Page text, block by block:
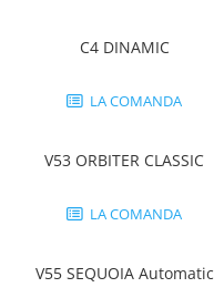
Pelerine de ploaie
Industria alimentara
Pantaloni de lucru
Pantaloni de lucru in talie
C4 DINAMIC
LA COMANDA
V53 ORBITER CLASSIC
LA COMANDA
V55 SEQUOIA Automatic